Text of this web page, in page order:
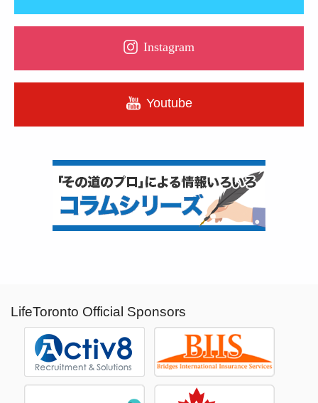
Instagram
Youtube
LifeToronto Official Sponsors